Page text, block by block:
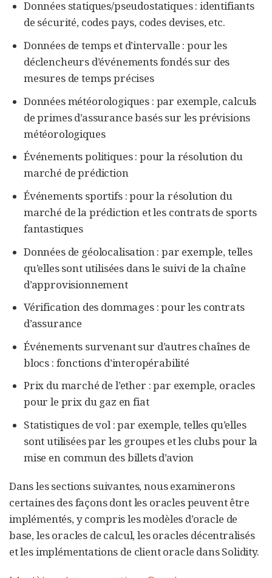
Données statiques/pseudostatiques : identifiants
de sécurité, codes pays, codes devises, etc.
Données de temps et d’intervalle : pour les
déclencheurs d’événements fondés sur des
mesures de temps précises
Données météorologiques : par exemple, calculs
de primes d’assurance basés sur les prévisions
météorologiques
Événements politiques : pour la résolution du
marché de prédiction
Événements sportifs : pour la résolution du
marché de la prédiction et les contrats de sports
fantastiques
Données de géolocalisation : par exemple, telles
qu’elles sont utilisées dans le suivi de la chaîne
d’approvisionnement
Vérification des dommages : pour les contrats
d’assurance
Événements survenant sur d’autres chaînes de
blocs : fonctions d’interopérabilité
Prix du marché de l’ether : par exemple, oracles
pour le prix du gaz en fiat
Statistiques de vol : par exemple, telles qu’elles
sont utilisées par les groupes et les clubs pour la
mise en commun des billets d’avion
Dans les sections suivantes, nous examinerons
certaines des façons dont les oracles peuvent être
implémentés, y compris les modèles d’oracle de
base, les oracles de calcul, les oracles décentralisés
et les implémentations de client oracle dans Solidity.